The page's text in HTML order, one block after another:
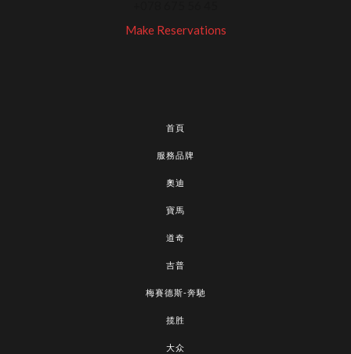
Make Reservations
首頁
服務品牌
奧迪
寶馬
道奇
吉普
梅賽德斯-奔馳
揽胜
大众